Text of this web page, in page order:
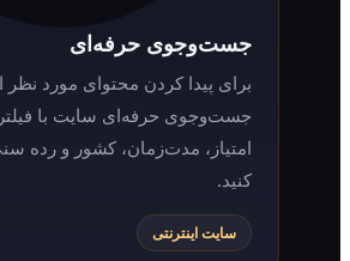
جست‌وجوی حرفه‌ای
برای پیدا کردن محتوای مورد نظر از
جست‌وجوی حرفه‌ای سایت با فیلتر سال، ژانر،
امتیاز، مدت‌زمان، کشور و رده سنی استفاده
سایت اینترنتی